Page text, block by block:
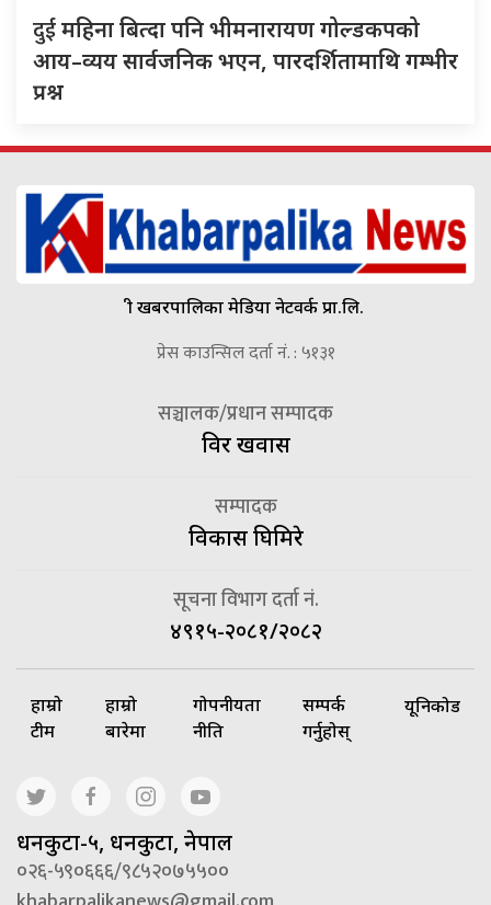
दुईमहिना बित्दा पनि भीमनारायण गोल्डकपको
आय–व्यय सार्वजनिक भएन, पारदर्शितामाथि गम्भीर
प्रश्न
श्री खबरपालिका मेडिया नेटवर्क प्रा.लि.
प्रेस काउन्सिल दर्ता नं. : ५१३१
सञ्चालक/प्रधान सम्पादक
विदुर खवास
सम्पादक
विकास घिमिरे
सूचना विभाग दर्ता नं.
४९१५-२०८१/२०८२
हाम्रो
टीम
हाम्रो
बारेमा
गोपनीयता
नीति
सम्पर्क
गर्नुहोस्
यूनिकोड
धनकुटा-५, धनकुटा, नेपाल
०२६-५९०६६६/९८५२०७५५००